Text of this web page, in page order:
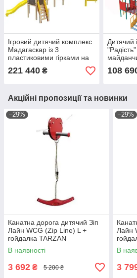
Ігровий дитячий комплекс
Мадагаскар із 3
пластиковими гірками на
221 440 ₴
Дитячий
108
Акційні пропозиції та новинки
–29%
Канатна дорога дитячий Зіп
Лайн WCG (Zip Line) L +
гойдалка TARZAN
В наявності
3 692 ₴ 5 200 ₴
–29%
Лайн
В
3